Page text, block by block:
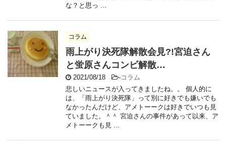
な？と思っ ...
コラム
雨上がり決死隊解散会見?!宮迫さん
と蛍原さんコンビ解散…
2021/08/18 -コラム
悲しいニュースが入ってきましたね。。 個人的に
は、「雨上がり決死隊」って別に好きでも嫌いでも
なかったんだけど、アメトーークは好きでいつも見
ていました。＾＾ 宮迫さんの事件があって以来、ア
メトーークも見 ...